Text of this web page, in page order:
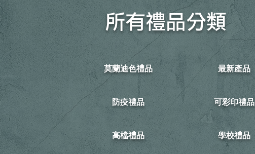
所有禮品分類
最新產品
​可彩印禮品
學校禮品
莫蘭迪色禮品
防疫禮品
高檔禮品